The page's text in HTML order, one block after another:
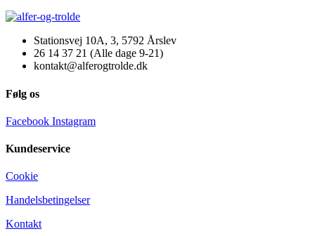
Stationsvej 10A, 3, 5792 Årslev
26 14 37 21 (Alle dage 9-21)
kontakt@alferogtrolde.dk
Følg os
Facebook Instagram
Kundeservice
Cookie
Handelsbetingelser
Kontakt